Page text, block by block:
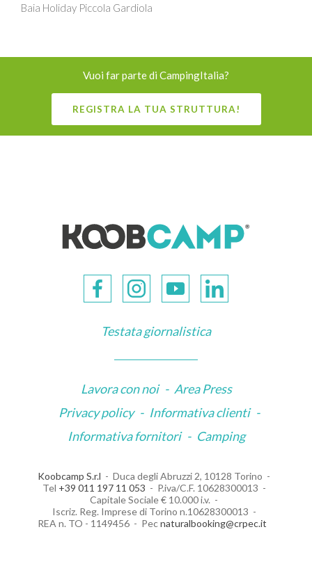
Baia Holiday Piccola Gardiola
Vuoi far parte di CampingItalia?
REGISTRA LA TUA STRUTTURA!
Testata giornalistica
Lavora con noi - Area Press
Privacy policy - Informativa clienti -
Informativa fornitori - Camping
Koobcamp S.r.l
Duca degli Abruzzi 2, 10128 Torino
Tel +39 011 197 11 053
P.iva/C.F. 10628300013
Capitale Sociale € 10.000 i.v.
Iscriz. Reg. Imprese di Torino n.10628300013
REA n. TO - 1149456
Pecnaturalbooking@crpec.it